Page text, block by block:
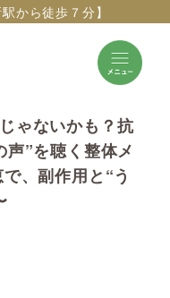
から徒歩７分】
ゃないかも？抗
”を聴く整体メ
、副作用と“う